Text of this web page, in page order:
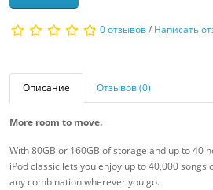
0 отзывов/ Написать
Описание Отзывов (0)
More room to move.
With 80GB or 160GB of storage and up to 40
iPod classic lets you enjoy up to 40,000
any combination wherever you go.